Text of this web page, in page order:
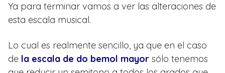
Ya para terminar vamos a ver las alteraciones de
esta escala musical.
Lo cual es realmente sencillo, ya que en el caso
de la escala de do bemol mayor sólo tenemos